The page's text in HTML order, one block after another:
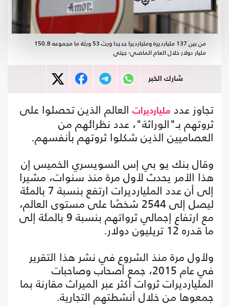
من بين 137 مليارديرة ومليارديرا جديدا ورث 53 ورثة ما مجموعه 150.8
مليار دولار خلال العام الماضي- جيتي
شارك الخبر
تجاوز عدد مليارديرات العالم الذين تحصلوا على
ثروتهم بـ"الوراثة"، عدد نظرائهم من
العصاميين الذين شكلوا ثروتهم بأنفسهم.
وقال بنك يو بي إس السويسري الخميس إن
هذا الأمر يحدث لأول مرة منذ سنوات، مشيرا
إلى أن عدد المليارديرات ارتفع بنسبة 7 بالمئة
ليصل إلى 2544 شخصًا على مستوى العالم،
مع ارتفاع إجمالي ثرواتهم بنسبة 9 بالمئة إلى
ما قدره 12 تريليون دولار.
ولأول مرة منذ الشروع في نشر هذا التقرير
في عام 2015، جمع أصحاب وصاحبات
المليارديرات ثروات أكثر عبر الميراث مقارنة بما
جمعوها من خلال أنشطتهم التجارية.